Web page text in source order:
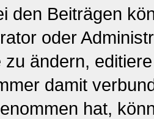
den Beiträgen
oder
zu ändern,
damit
hat,